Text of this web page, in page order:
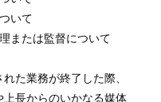
いて
または監督について
た業務が終了した際、
⻑からのいかなる媒体